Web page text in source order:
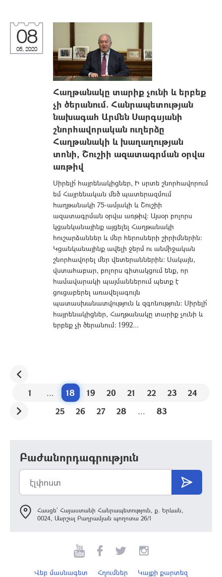
08
05, 2020
Հաղթանակը տարիք չունի և երբեք
չի ծերանում. Հանրապետության
նախագահ Արմեն Սարգսյանի
շնորհավորական ուղերձը
Հաղթանակի և խաղաղության
տոնի, Շուշիի ազատագրման օրվա
առթիվ
Սիրելի՛ հայրենակիցներ, Ի սրտե շնորհավորում
եմ Հայրենական մեծ պատերազմում
հաղթանակի 75-ամյակի և Շուշիի
ազատագրման օրվա առթիվ։ Այսօր բոլորս
կցանկանայինք այցելել Հաղթանակի
հուշարձաններ և մեր հերոսների շիրիմներին։
Կցանկանայինք ավելի ջերմ ու անմիջական
շնորհավորել մեր վետերաններին։ Սակայն,
վստահաբար, բոլորս գիտակցում ենք, որ
համավարակի պայմաններում պետք է
ցուցաբերել առավելագույն
պատասխանատվություն և զգոնություն։ Սիրելի՛
հայրենակիցներ, Հաղթանակը տարիք չունի և
երբեք չի ծերանում: 1992...
1 ... 18 19 20 21 22 23
24
25
26 27 28 ... 83
Բաժանորդագրություն
Հասցե՝ Հայաստանի Հանրապետություն, ք. Երևան,
0024, Մարշալ Բաղրամյան պողոտա 26/1
Վեբ մասնագետ Հղումներ Կայքի քարտեզ